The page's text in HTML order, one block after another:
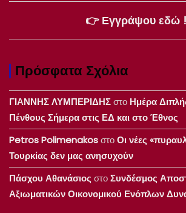
👉 Εγγράψου εδώ !
Πρόσφατα Σχόλια
ΓΙΑΝΝΗΣ ΛΥΜΠΕΡΙΔΗΣστο Ημέρα
Πένθους Σήμερα στις ΕΔ και στο Έθνος
Petros PolimenakosστοΟι νέες
Τουρκίας δεν μας ανησυχούν
Πάσχου Αθανάσιος στοΣυνδέσμος
Αξιωματικών Οικονομικού Ενόπλων